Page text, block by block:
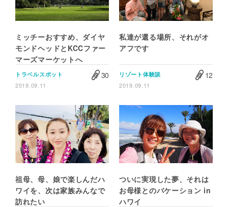
ミッチーおすすめ、ダイヤ
モンドヘッドとKCCファー
マーズマーケットへ
トラベルスポット
2019.09.11
30
私達が還る場所、それがオ
アフです
リゾート体験談
2019.09.11
12
祖母、母、娘で楽しんだハ
ワイを、次は家族みんなで
訪れたい
ついに実現した夢、それは
お母様とのバケーション in
ハワイ